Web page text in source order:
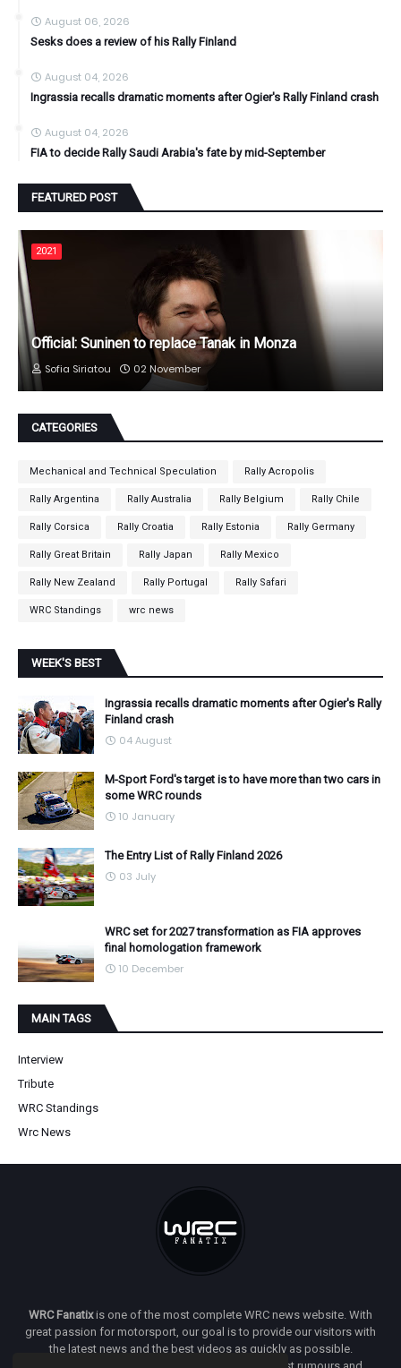
August 06, 2026
Sesks does a review of his Rally Finland
August 04, 2026
Ingrassia recalls dramatic moments after Ogier's Rally Finland crash
August 04, 2026
FIA to decide Rally Saudi Arabia's fate by mid-September
FEATURED POST
2021
Official: Suninen to replace Tanak in Monza
Sofia Siriatou 02 November
CATEGORIES
Mechanical and Technical Speculation Rally Acropolis
Rally Argentina Rally Australia Rally Belgium Rally Chile
Rally Corsica Rally Croatia Rally Estonia Rally Germany
Rally Great Britain Rally Japan Rally Mexico
Rally New Zealand Rally Portugal Rally Safari
WRC Standings wrc news
WEEK'S BEST
Ingrassia recalls dramatic moments after Ogier's Rally
Finland crash
04 August
M-Sport Ford's target is to have more than two cars in
some WRC rounds
10 January
The Entry List of Rally Finland 2026
03 July
WRC set for 2027 transformation as FIA approves
final homologation framework
10 December
MAIN TAGS
Interview
Tribute
WRC Standings
Wrc News
WRC Fanatixis one of the most complete WRC news website. With
great passion for motorsport, our goal is to provide our visitors with
the latest news and the best videos as quickly as possible.